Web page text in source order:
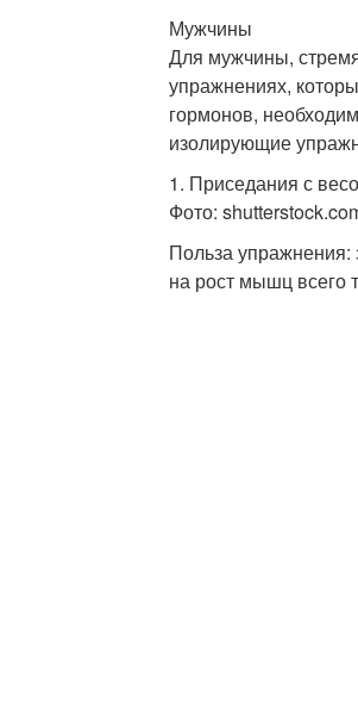
Мужчины
Для мужчины,
упражнениях,
гормонов,
изолирующие
1. Приседания с
Фото:
Польза упражнения:
на рост мышц всего